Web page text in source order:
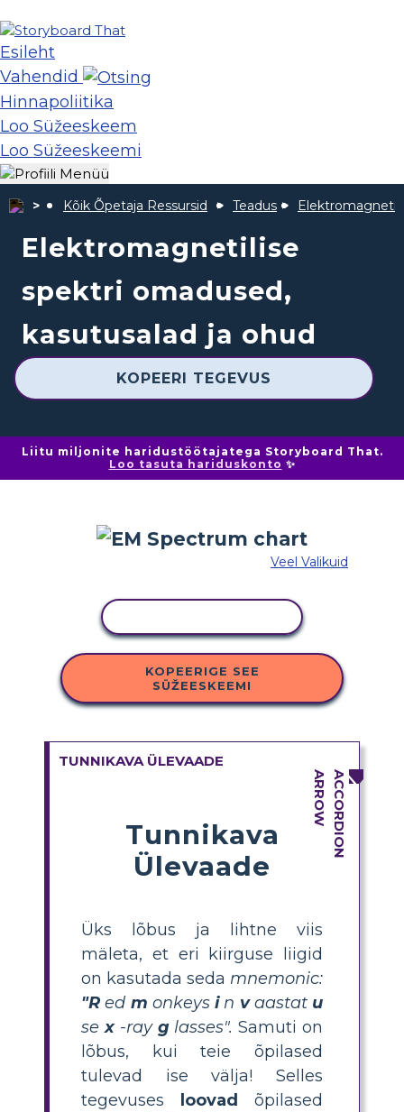
Esileht
Vahendid
Hinnapoliitika
Loo Süžeeskeem
Loo Süžeeskeemi
Kõik Õpetaja Ressursid Teadus
Elektromagnetilise
spektri omadused,
kasutusalad ja ohud
KOPEERI TEGEVUS
Liitu miljonite haridustöötajatega Storyboard That.
Loo tasuta hariduskonto ✨
Veel Valikuid
KOPEERIGE SEE
SÜŽEESKEEMI
TUNNIKAVA ÜLEVAADE
Tunnikava
Ülevaade
Üks lõbus ja lihtne viis
mäleta, et eri kiirguse liigid
on kasutada seda mnemonic:
"R ed m onkeys in vaastat u
sex-ray glasses". Samuti on
lõbus, kui teie õpilased
tulevad ise välja! Selles
tegevuses
loovad
õpilased